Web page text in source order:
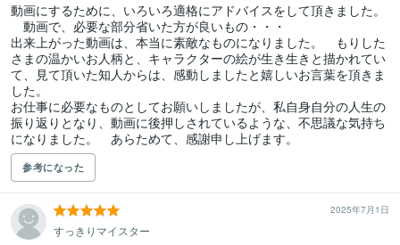
動画にするために、いろいろ適格にアドバイスをして頂きました。
動画で、必要な部分省いた方が良いもの・・・
出来上がった動画は、本当に素敵なものになりました。　もりした
さまの温かいお人柄と、キャラクターの絵が生き生きと描かれてい
て、見て頂いた知人からは、感動しましたと嬉しいお言葉を頂きま
した。
お仕事に必要なものとしてお願いしましたが、私自身自分の人生の
振り返りとなり、動画に後押しされているような、不思議な気持ち
になりました。　あらためて、感謝申し上げます。
参考になった
2025年7月1日
すっきりマイスター